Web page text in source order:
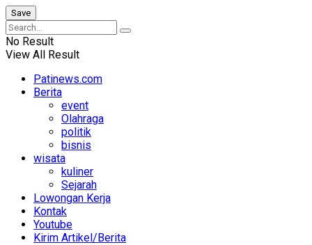
No Result
View All Result
Patinews.com
Berita
event
Olahraga
politik
bisnis
wisata
kuliner
Sejarah
Lowongan Kerja
Kontak
Youtube
Kirim Artikel/Berita